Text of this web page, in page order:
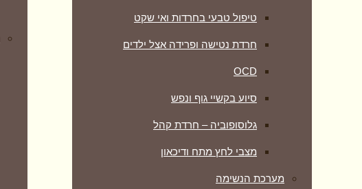
טיפול טבעי בחרדות ואי שקט
חרדת נטישה ופרידה אצל ילדים
OCD
סיוע בקשיי גוף ונפש
גלוסופוביה – חרדת קהל
מצבי לחץ מתח ודיכאון
מערכת הנשימה